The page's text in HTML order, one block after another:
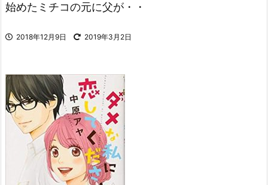
始めたミチコの元に父が・・
2018年12月9日 2019年3月2日